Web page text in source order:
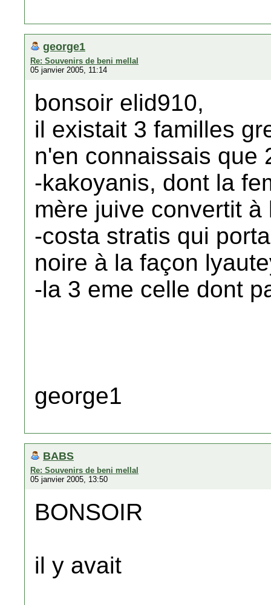
george1
Re: Souvenirs de beni mellal
05 janvier 2005, 11:14
bonsoir elid910,
il existait 3 familles
n'en connaissais que
-kakoyanis, dont la
mère juive convertit à
-costa stratis qui
noire à la façon
-la 3 eme celle dont
george1
BABS
Re: Souvenirs de beni mellal
05 janvier 2005, 13:50
BONSOIR
il y avait